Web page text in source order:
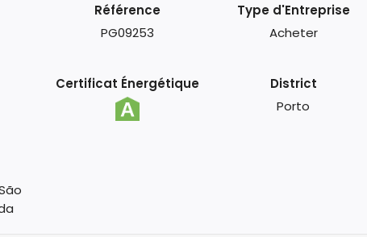
Référence
PG09253
Type d'Entreprise
Acheter
Certificat Énergétique
District
Porto